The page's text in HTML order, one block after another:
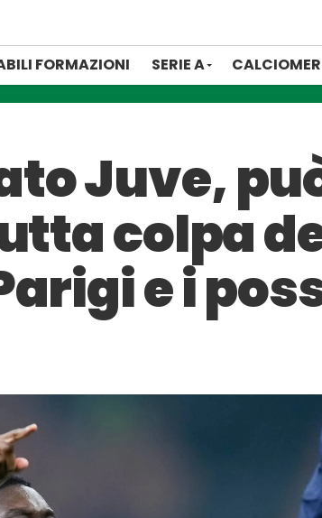
FORMAZIONI SERIE A
Juve,
colpa
e i